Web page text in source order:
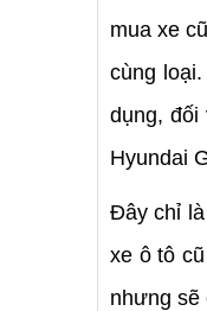
mua xe
cùng
dụng, đối
Hyundai
Đây chỉ
xe ô tô
nhưng sẽ